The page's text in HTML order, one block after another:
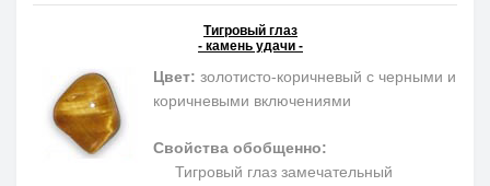
Тигровый глаз
- камень удачи -
Цвет: золотисто-коричневый с черными и
коричневыми включениями
Свойства обобщенно:
Тигровый глаз замечательный